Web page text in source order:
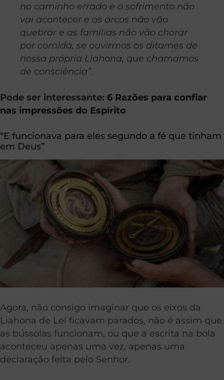
no caminho errado e o sofrimento não
vai acontecer e os arcos não vão
quebrar e as famílias não vão chorar
por comida, se ouvirmos os ditames de
nossa própria Liahona, que chamamos
de consciência”.
Pode ser interessante: 6 Razões para confiar
nas impressões do Espírito
“E funcionava para eles segundo a fé que tinham
em Deus”
Agora, não consigo imaginar que os eixos da
Liahona de Leí ficavam parados, não é assim que
as bússolas funcionam, ou que a escrita na bola
aconteceu apenas uma vez, apenas uma
declaração feita pelo Senhor.